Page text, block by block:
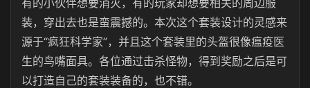
有的小伙伴想要消灭，有的玩家却想要相关的周边服
装，穿出去也是蛮震撼的。本次这个套装设计的灵感来
源于“疯狂科学家”，并且这个套装里的头盔很像瘟疫医
生的鸟嘴面具。各位通过击杀怪物，得到奖励之后是可
以打造自己的套装装备的，也不错。